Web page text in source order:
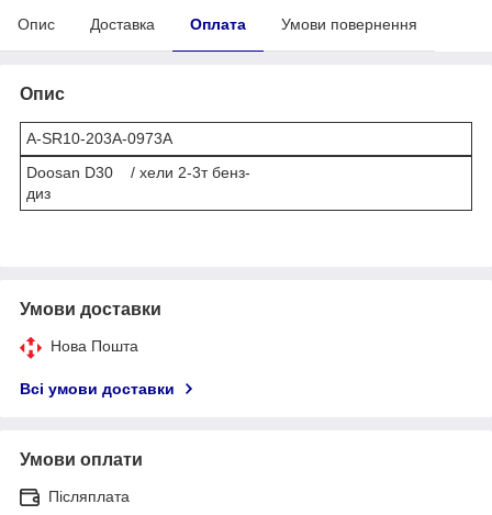
Опис Доставка Оплата Умови повернення
Опис
A-SR10-203A-0973A
Doosan D30 / хели 2-3т бенз-
диз
Умови доставки
Нова Пошта
Всі умови доставки
Умови оплати
Післяплата